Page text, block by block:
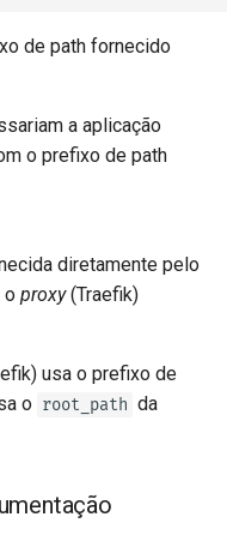
de path fornecido
a aplicação
o prefixo de path
diretamente pelo
o proxy(Traefik)
usa o prefixo de
o root_path da